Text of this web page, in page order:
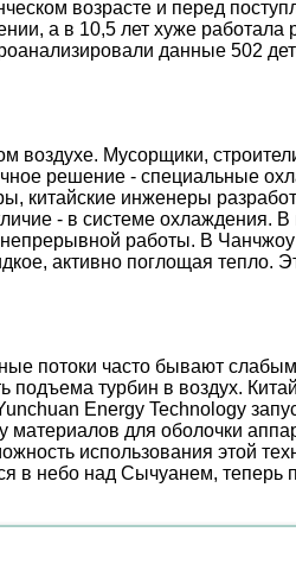
возрасте и перед
а в 10,5 лет хуже работала
данные 502
Мусорщики,
решение - специальные
китайские инженеры
- в системе охлаждения. В
работы. В
активно поглощая тепло.
потоки часто бывают
турбин в воздух.
Energy Technology
для оболочки
использования этой
в небо над Сычуанем,